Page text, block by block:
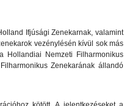
Ifjúsági Zenekarnak, valamint
vezénylésén kívül sok más
Hollandiai Nemzeti Filharmonikus
Zenekarának állandó